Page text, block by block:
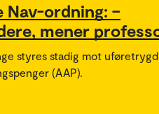
ordning: –
mener
styres stadig mot uføretrygd
(AAP).